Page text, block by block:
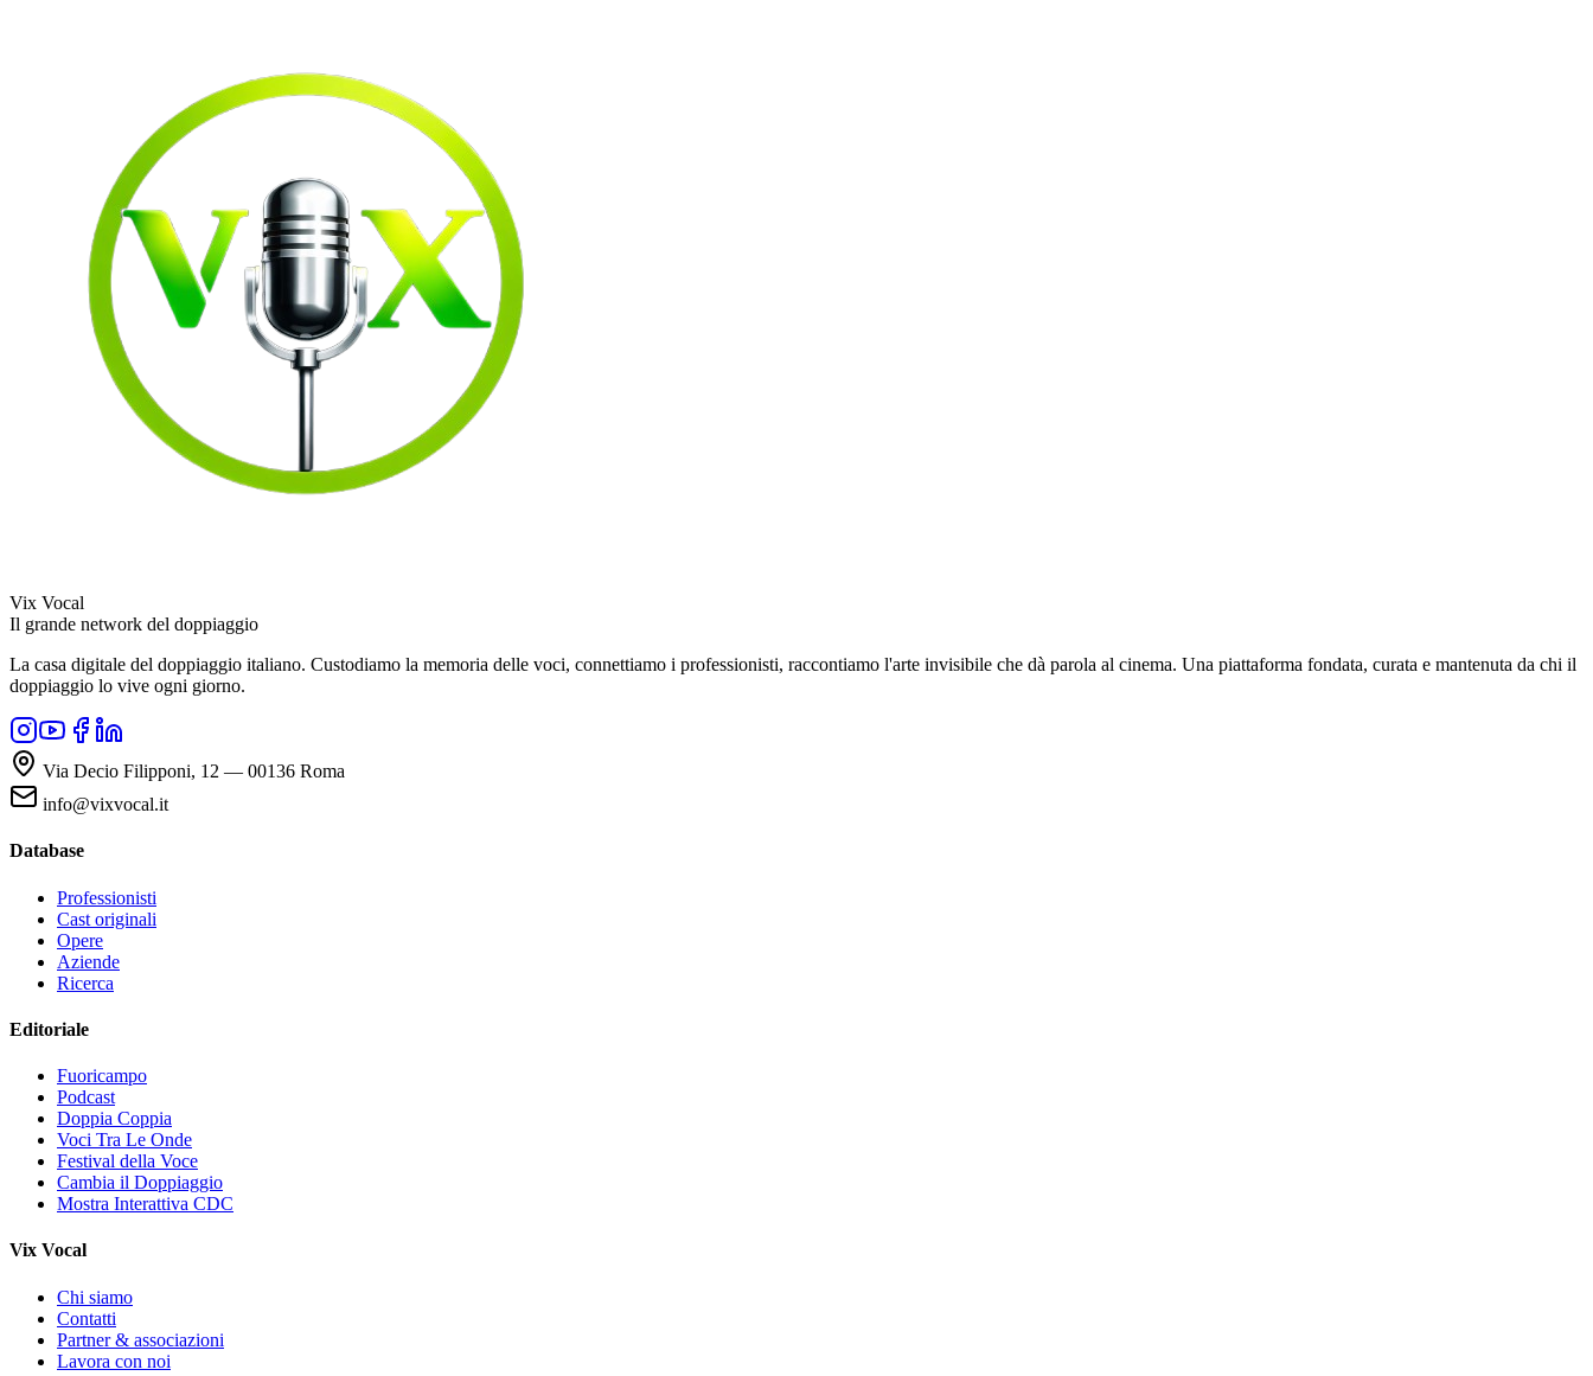
Vix Vocal
Il grande network del doppiaggio
La casa digitale del doppiaggio italiano. Custodiamo la memoria delle voci, connettiamo i professionisti, raccontiamo l'arte invisibile che dà parola al cinema. Una piattaforma fondata, curata e mantenuta da chi il
doppiaggio lo vive ogni giorno.
Via Decio Filipponi, 12 — 00136 Roma
info@vixvocal.it
Database
Professionisti
Cast originali
Opere
Aziende
Ricerca
Editoriale
Fuoricampo
Podcast
Doppia Coppia
Voci Tra Le Onde
Festival della Voce
Cambia il Doppiaggio
Mostra Interattiva CDC
Vix Vocal
Chi siamo
Contatti
Partner & associazioni
Lavora con noi